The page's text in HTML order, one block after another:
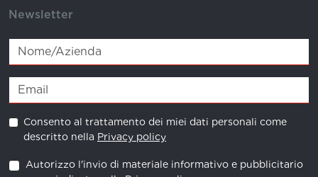
Newsletter
Consento al trattamento dei miei dati personali come
descritto nella Privacy policy
Autorizzo l'invio di materiale informativo e pubblicitario